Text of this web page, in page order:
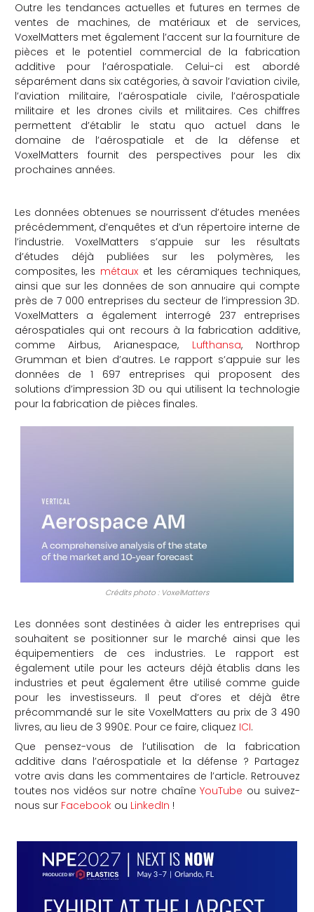
Outre les tendances actuelles et futures en termes de
ventes de machines, de matériaux et de services,
VoxelMatters met également l’accent sur la fourniture de
pièces et le potentiel commercial de la fabrication
additive pour l’aérospatiale. Celui-ci est abordé
séparément dans six catégories, à savoir l’aviation civile,
l’aviation militaire, l’aérospatiale civile, l’aérospatiale
militaire et les drones civils et militaires. Ces chiffres
permettent d’établir le statu quo actuel dans le
domaine de l’aérospatiale et de la défense et
VoxelMatters fournit des perspectives pour les dix
prochaines années.
Les données obtenues se nourrissent d’études menées
précédemment, d’enquêtes et d’un répertoire interne de
l’industrie. VoxelMatters s’appuie sur les résultats
d’études déjà publiées sur les polymères, les
composites, les métaux et les céramiques techniques,
ainsi que sur les données de son annuaire qui compte
près de 7 000 entreprises du secteur de l’impression 3D.
VoxelMatters a également interrogé 237 entreprises
aérospatiales qui ont recours à la fabrication additive,
comme Airbus, Arianespace, Lufthansa, Northrop
Grumman et bien d’autres. Le rapport s’appuie sur les
données de 1 697 entreprises qui proposent des
solutions d’impression 3D ou qui utilisent la technologie
pour la fabrication de pièces finales.
Crédits photo : VoxelMatters
Les données sont destinées à aider les entreprises qui
souhaitent se positionner sur le marché ainsi que les
équipementiers de ces industries. Le rapport est
également utile pour les acteurs déjà établis dans les
industries et peut également être utilisé comme guide
pour les investisseurs. Il peut d’ores et déjà être
précommandé sur le site VoxelMatters au prix de 3 490
livres, au lieu de 3 990£. Pour ce faire, cliquez ICI.
Que pensez-vous de l’utilisation de la fabrication
additive dans l’aérospatiale et la défense ? Partagez
votre avis dans les commentaires de l’article. Retrouvez
toutes nos vidéos sur notre chaîneYouTube ou suivez-
nous sur Facebookou LinkedIn !